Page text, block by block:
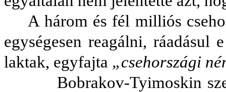
A három és fél milliós
egységesen reagálni, ráadásul
laktak, egyfajta „csehországi
Bobrakov-Tyimoskin